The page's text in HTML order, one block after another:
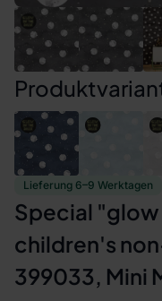
Lieferung 6–9 Werktagen
Special
children's
399033, Mini